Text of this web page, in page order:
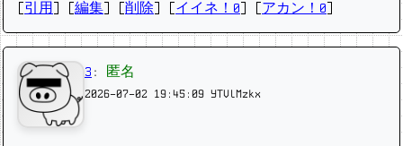
引用 編集 削除 イイネ！0 アカン！0
3 : 匿名
2026-07-02 19:45:09 YTVlMzkx